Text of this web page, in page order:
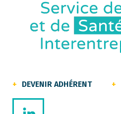
DEVENIR ADHÉRENT